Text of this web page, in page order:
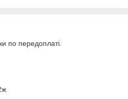
по передоплаті.